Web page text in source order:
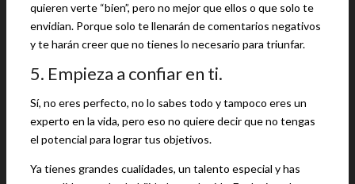
quieren verte “bien”, pero no mejor que ellos o que solo te
envidian. Porque solo te llenarán de comentarios negativos
y te harán creer que no tienes lo necesario para triunfar.
5. Empieza a confiar en ti.
Sí, no eres perfecto, no lo sabes todo y tampoco eres un
experto en la vida, pero eso no quiere decir que no tengas
el potencial para lograr tus objetivos.
Ya tienes grandes cualidades, un talento especial y has